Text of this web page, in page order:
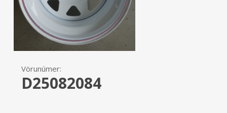
Vörunúmer:
D25082084